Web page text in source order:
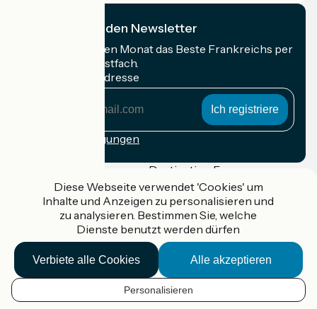
DE
Ich abonniere den Newsletter
Erhalten Sie jeden Monat das Beste Frankreichs per
Rad in Ihrem Postfach.
Meine E-Mail-Adresse
Anmeldebedingungen
Gefördert im Rahmen von Destination France
Accueil Vélo Pro
Kontakt
Rechtliche Informationen
Kontakt
Privacy policy
Réalisation :StudioJuilletetFrance Vélo Tourisme
Diese Webseite verwendet 'Cookies' um
Inhalte und Anzeigen zu personalisieren und
zu analysieren. Bestimmen Sie, welche
Dienste benutzt werden dürfen
Alle akzeptieren
Verbiete alle Cookies
Personalisieren